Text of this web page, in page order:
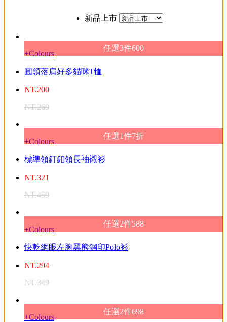
新品上市
+Colours
任選3件600
圓領落肩好多貓咪T恤
NT.200
NT.269
+Colours
任選1件7折
標準領釘釦領長袖襯衫
NT.321
NT.459
+Colours
任選2件588
快乾網眼左胸黑熊鋼印Polo衫
NT.294
NT.349
+Colours
任選2件698